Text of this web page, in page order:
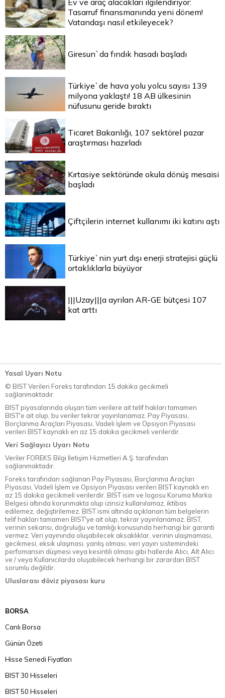
Ev ve araç alacakları ilgilendiriyor:
Tasarruf finansmanında yeni dönem!
Vatandaşı nasıl etkileyecek?
Giresun`da fındık hasadı başladı
Türkiye`de hava yolu yolcu sayısı 139
milyona yaklaştı! 18 AB ülkesinin
nüfusunu geride bıraktı
Ticaret Bakanlığı, 107 sektörel pazar
araştırması hazırladı
Kırtasiye sektöründe okula dönüş mesaisi
başladı
Çiftçilerin internet kullanımı iki katını aştı
Türkiye`nin yurt dışı enerji stratejisi güçlü
ortaklıklarla büyüyor
|||Uzay|||a ayrılan AR-GE bütçesi 107
kat arttı
Yasal Uyarı Notu
© BİST Verileri Foreks tarafından 15 dakika gecikmeli
sağlanmaktadır.
BIST piyasalarında oluşan tüm verilere ait telif hakları tamamen
BIST'e ait olup, bu veriler tekrar yayınlanamaz. Pay Piyasası,
Borçlanma Araçları Piyasası, Vadeli İşlem ve Opsiyon Piyasası
verileri BIST kaynaklı en az 15 dakika gecikmeli verilerdir.
Veri Sağlayıcı Uyarı Notu
Veriler FOREKS Bilgi İletişim Hizmetleri A.Ş. tarafından
sağlanmaktadır.
Foreks tarafından sağlanan Pay Piyasası, Borçlanma Araçları
Piyasası, Vadeli İşlem ve Opsiyon Piyasası verileri BIST kaynaklı en
az 15 dakika gecikmeli verilerdir. BIST isim ve logosu Koruma Marka
Belgesi altında korunmakta olup izinsiz kullanılamaz, iktibas
edilemez, değiştirilemez. BIST ismi altında açıklanan tüm belgelerin
telif hakları tamamen BIST'ye ait olup, tekrar yayınlanamaz. BIST,
verinin sekansı, doğruluğu ve tamlığı konusunda herhangi bir garanti
vermez. Veri yayınında oluşabilecek aksaklıklar, verinin ulaşmaması,
gecikmesi, eksik ulaşması, yanlış olması, veri yayın sistemindeki
perfomansın düşmesi veya kesintili olması gibi hallerde Alıcı, Alt Alıcı
ve / veya Kullanıcılarda oluşabilecek herhangi bir zarardan BIST
sorumlu değildir.
Uluslarası döviz piyasası kuru
BORSA
Canlı Borsa
Günün Özeti
Hisse Senedi Fiyatları
BIST 30 Hisseleri
BIST 50 Hisseleri